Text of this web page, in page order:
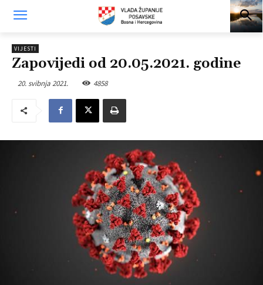
VIJESTI
Zapovijedi od 20.05.2021. godine
20. svibnja 2021. 4858